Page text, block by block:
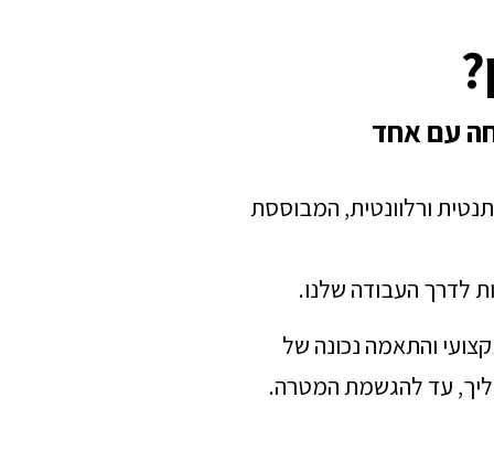
עם אחד
ורלוונטית, המבוססת
לדרך העבודה שלנו.
והתאמה נכונה של
עד להגשמת המטרה.